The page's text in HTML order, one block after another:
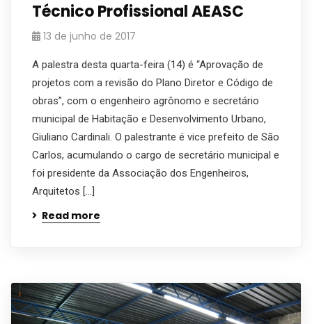
Técnico Profissional AEASC
13 de junho de 2017
A palestra desta quarta-feira (14) é “Aprovação de
projetos com a revisão do Plano Diretor e Código de
obras”, com o engenheiro agrônomo e secretário
municipal de Habitação e Desenvolvimento Urbano,
Giuliano Cardinali. O palestrante é vice prefeito de São
Carlos, acumulando o cargo de secretário municipal e
foi presidente da Associação dos Engenheiros,
Arquitetos […]
Read more